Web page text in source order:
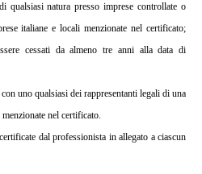
qualsiasi natura presso imprese controllate o
italiane e locali menzionate nel certificato;
cessati da almeno tre anni alla data di
uno qualsiasi dei rappresentanti legali di una
nel certificato.
dal professionista in allegato a ciascun